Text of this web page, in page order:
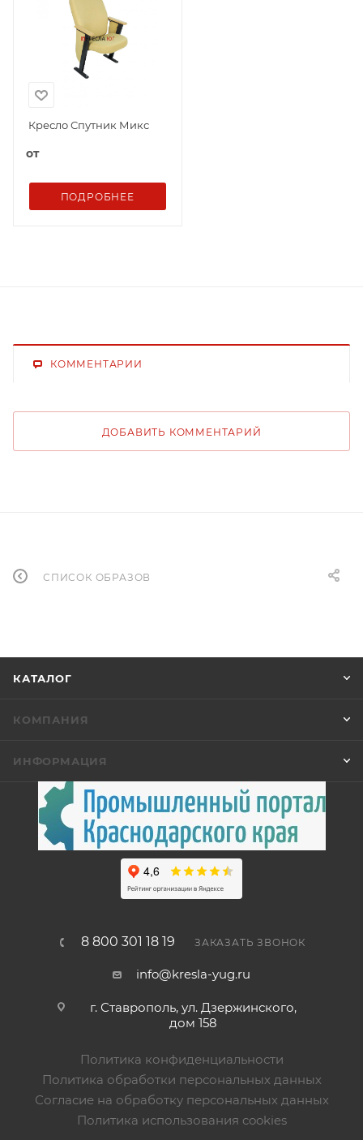
Кресло Спутник Микс
от
ПОДРОБНЕЕ
КОММЕНТАРИИ
ДОБАВИТЬ КОММЕНТАРИЙ
СПИСОК ОБРАЗОВ
КАТАЛОГ
КОМПАНИЯ
ИНФОРМАЦИЯ
8 800 301 18 19 ЗАКАЗАТЬ ЗВОНОК
info@kresla-yug.ru
г. Ставрополь​, ул. Дзержинского,
дом 158
Политика конфиденциальности
Политика обработки персональных данных
Согласие на обработку персональных данных
Политика использования cookies